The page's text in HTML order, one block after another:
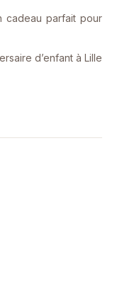
cadeau parfait pour
d’enfant à Lille